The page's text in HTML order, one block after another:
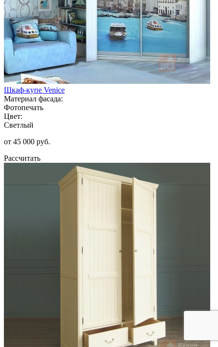
Шкаф-купе Venice
Материал фасада:
Фотопечать
Цвет:
Светлый
от 45 000 руб.
Рассчитать